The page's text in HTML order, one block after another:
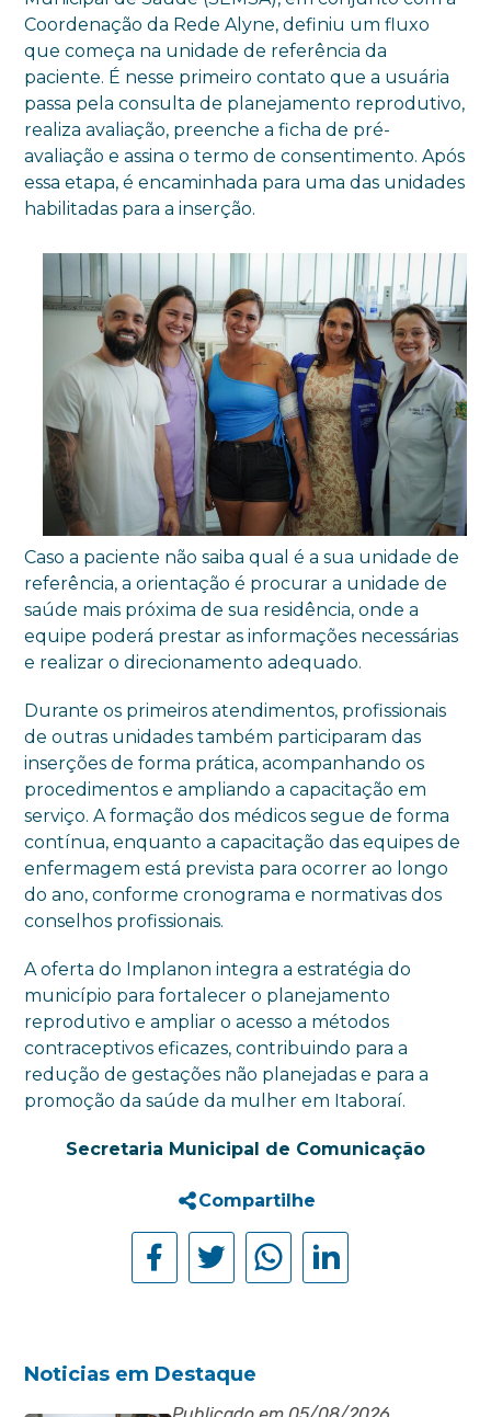
Coordenação da Rede Alyne, definiu um fluxo
que começa na unidade de referência da
paciente. É nesse primeiro contato que a usuária
passa pela consulta de planejamento reprodutivo,
realiza avaliação, preenche a ficha de pré-
avaliação e assina o termo de consentimento. Após
essa etapa, é encaminhada para uma das unidades
habilitadas para a inserção.
Caso a paciente não saiba qual é a sua unidade de
referência, a orientação é procurar a unidade de
saúde mais próxima de sua residência, onde a
equipe poderá prestar as informações necessárias
e realizar o direcionamento adequado.
Durante os primeiros atendimentos, profissionais
de outras unidades também participaram das
inserções de forma prática, acompanhando os
procedimentos e ampliando a capacitação em
serviço. A formação dos médicos segue de forma
contínua, enquanto a capacitação das equipes de
enfermagem está prevista para ocorrer ao longo
do ano, conforme cronograma e normativas dos
conselhos profissionais.
A oferta do Implanon integra a estratégia do
município para fortalecer o planejamento
reprodutivo e ampliar o acesso a métodos
contraceptivos eficazes, contribuindo para a
redução de gestações não planejadas e para a
promoção da saúde da mulher em Itaboraí.
Secretaria Municipal de Comunicação
Compartilhe
Noticias em Destaque